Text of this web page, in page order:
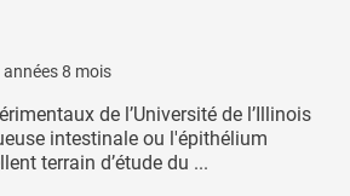
années 8 mois
de l’Université de l’Illinois
intestinale ou l'épithélium
terrain d’étude du ...